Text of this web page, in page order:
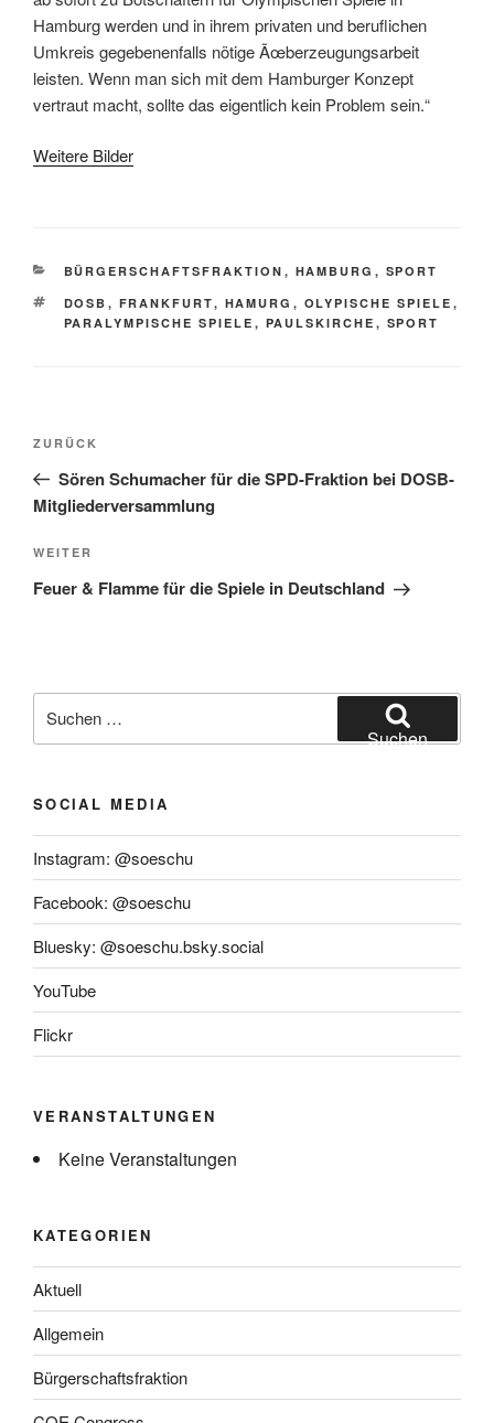
Hamburg werden und in ihrem privaten und beruflichen
Umkreis gegebenenfalls nötige Ãœberzeugungsarbeit
leisten. Wenn man sich mit dem Hamburger Konzept
vertraut macht, sollte das eigentlich kein Problem sein.“
Weitere Bilder
KATEGORIEN
BÜRGERSCHAFTSFRAKTION , HAMBURG , SPORT
SCHLAGWÖRTER
DOSB , FRANKFURT, HAMURG , OLYPISCHE SPIELE ,
PARALYMPISCHE SPIELE , PAULSKIRCHE , SPORT
Beitragsnavigation
Vorheriger
Beitrag
ZURÜCK
Sören Schumacher für die SPD-Fraktion bei DOSB-
Mitgliederversammlung
Nächster
Beitrag
WEITER
Feuer & Flamme für die Spiele in Deutschland
nach:
Suchen
SOCIAL MEDIA
Instagram: @soeschu
Facebook: @soeschu
Bluesky: @soeschu.bsky.social
YouTube
Flickr
VERANSTALTUNGEN
Keine Veranstaltungen
KATEGORIEN
Aktuell
Allgemein
Bürgerschaftsfraktion